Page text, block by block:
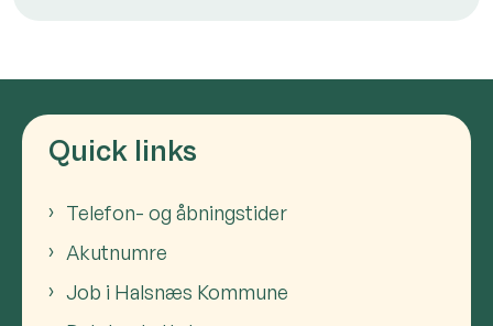
Quick links
Telefon- og åbningstider
Akutnumre
Job i Halsnæs Kommune